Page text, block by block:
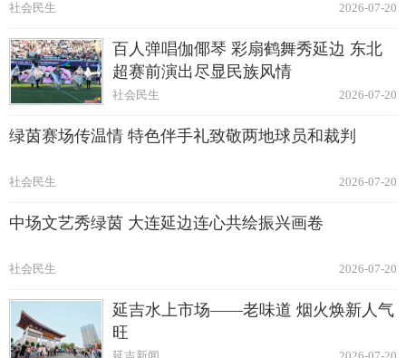
2026-07-20
社会民生
百人弹唱伽倻琴 彩扇鹤舞秀延边 东北
超赛前演出尽显民族风情
2026-07-20
社会民生
绿茵赛场传温情 特色伴手礼致敬两地球员和裁判
2026-07-20
社会民生
中场文艺秀绿茵 大连延边连心共绘振兴画卷
2026-07-20
社会民生
延吉水上市场——老味道 烟火焕新人气
旺